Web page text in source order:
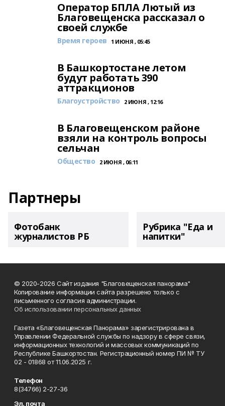
Оператор БПЛА Лютый из
Благовещенска рассказал о
своей службе
Время героев 1 ИЮНЯ , 05:45
В Башкортостане летом
будут работать 390
аттракционов
Благоустройство 2 ИЮНЯ , 12:16
В Благовещенском районе
взяли на контроль вопросы
сельчан
Общество 2 ИЮНЯ , 06:11
Партнеры
Фотобанк
журналистов РБ
Рубрика "Еда и
напитки"
© 2020-2026 Сайт издания "Благовещенская панорама"
Копирование информации сайта разрешено только с
письменного согласия администрации.
Об использовании персональных данных
Газета «Благовещенская Панорама» зарегистрирована в
Управлении Федеральной службы по надзору в сфере связи,
информационных технологий и массовых коммуникаций по
Республике Башкортостан. Регистрационный номер ПИ № ТУ
02 - 01868 от 11.06.2025 г.
Телефон
8(34766) 2-27-36
Эл. почта